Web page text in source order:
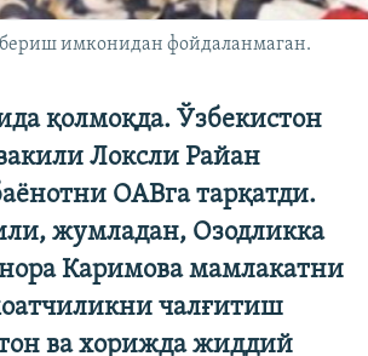
бериш имконидан фойдаланмаган.
қолмоқда. Ўзбекистон
Локсли Райан
ОАВга тарқатди.
жумладан, Озодликка
Каримова мамлакатни
чалғитиш
ва хорижда жиддий